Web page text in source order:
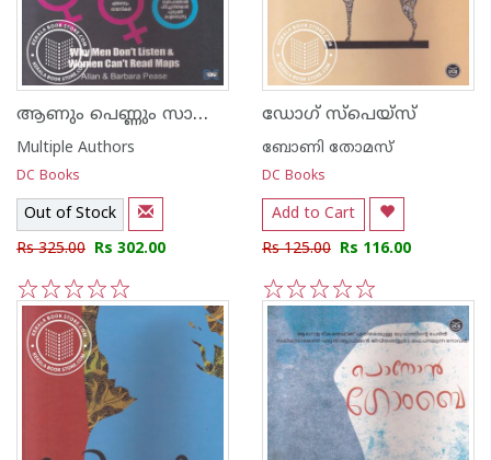
ആണും പെണ്ണും സാധ്യതകളും പരിമിതികളും
Multiple Authors
DC Books
Out of Stock
Rs 325.00 Rs 302.00
5
4
3
2
1
ഡോഗ് സ്പെയ്സ്
ബോണി തോമസ്
DC Books
Add to Cart
Rs 125.00 Rs 116.00
5
4
3
2
1